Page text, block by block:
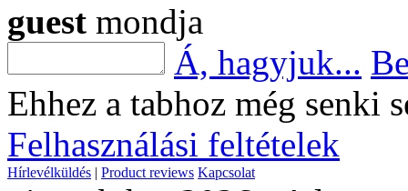
guest mondja
Á, hagyjuk...
Ehhez a tabhoz még senki
Felhasználási feltételek
Hírlevélküldés | Product reviews Kapcsolat